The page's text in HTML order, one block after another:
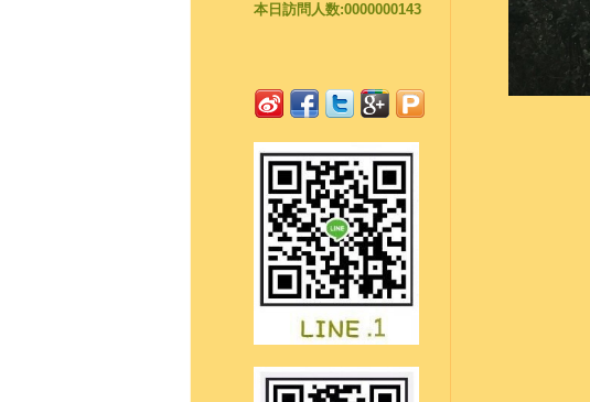
本日訪問人数:0000000143